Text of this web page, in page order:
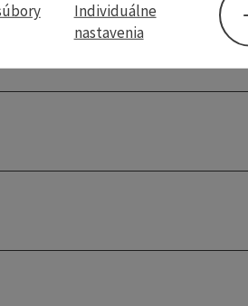
Individuálne
nastavenia